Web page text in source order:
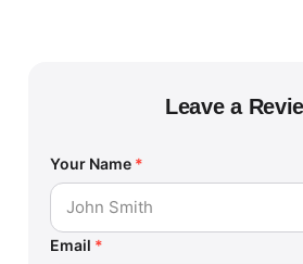
Leave a
Your Name *
Email *